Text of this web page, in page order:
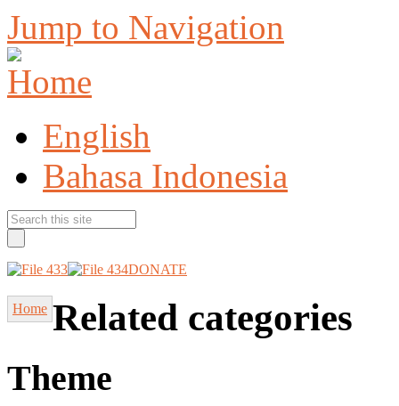
Jump to Navigation
English
Bahasa Indonesia
DONATE
Home Related categories
Theme